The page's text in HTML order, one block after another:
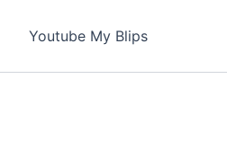
Youtube My Blips